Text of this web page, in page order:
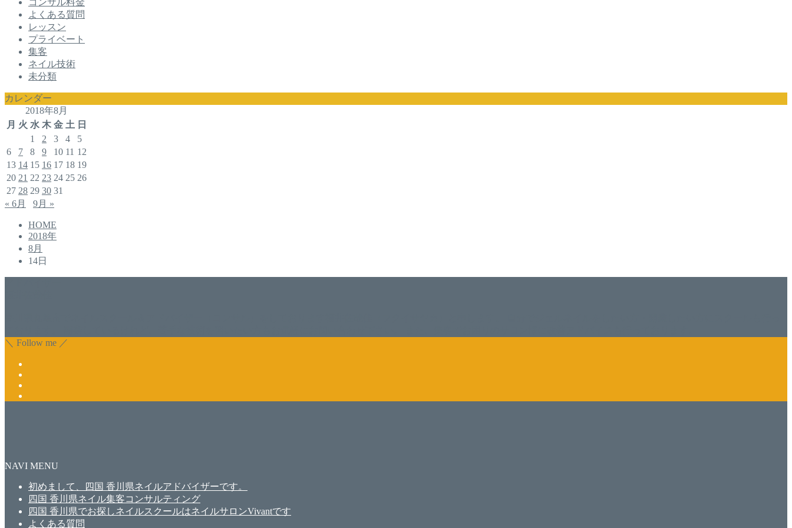
よくある質問
レッスン
プライベート
集客
ネイル技術
未分類
カレンダー
2018年8月
月 火 水 木 金 土 日
1
2 3 4
5
6
7 8 9 10 11 12
13 14 15 16 17 18 19
20 21 22 23 24 25 26
27 28 29 30 31
« 6月
9月 »
HOME
2018年
8月
14日
＼ Follow me ／
NAVI MENU
初めまして、四国 香川県ネイルアドバイザーです。
四国 香川県ネイル集客コンサルティング
四国 香川県でお探しネイルスクールはネイルサロンVivantです
よくある質問